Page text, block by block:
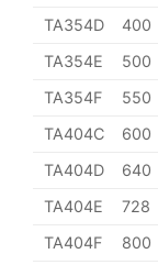
TA354D
400
TA354E
500
TA354F
550
TA404C
600
TA404D
640
TA404E
728
TA404F
800